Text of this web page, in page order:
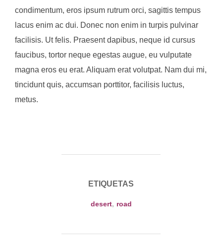
condimentum, eros ipsum rutrum orci, sagittis tempus
lacus enim ac dui. Donec non enim in turpis pulvinar
facilisis. Ut felis. Praesent dapibus, neque id cursus
faucibus, tortor neque egestas augue, eu vulputate
magna eros eu erat. Aliquam erat volutpat. Nam dui mi,
tincidunt quis, accumsan porttitor, facilisis luctus,
metus.
ETIQUETAS
desert, road